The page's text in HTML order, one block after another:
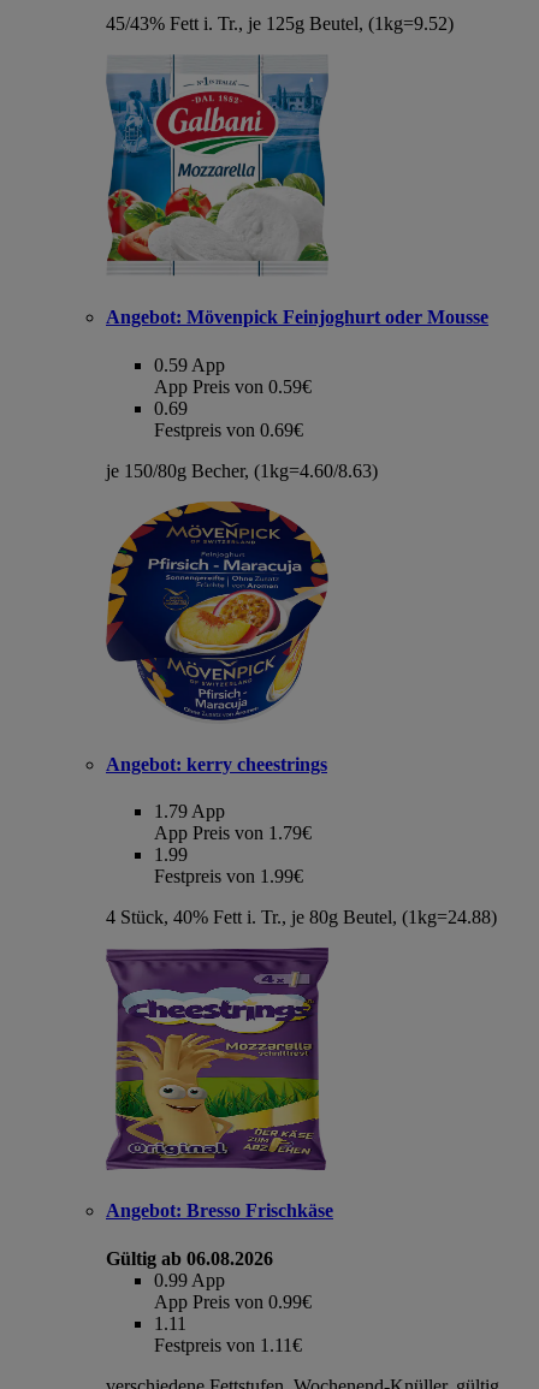
45/43% Fett i. Tr., je 125g Beutel, (1kg=9.52)
Angebot: Mövenpick Feinjoghurt oder Mousse
0.59 App
App Preis von 0.59€
0.69
Festpreis von 0.69€
je 150/80g Becher, (1kg=4.60/8.63)
Angebot: kerry cheestrings
1.79 App
App Preis von 1.79€
1.99
Festpreis von 1.99€
4 Stück, 40% Fett i. Tr., je 80g Beutel, (1kg=24.88)
Angebot: Bresso Frischkäse
Gültig ab 06.08.2026
0.99 App
App Preis von 0.99€
1.11
Festpreis von 1.11€